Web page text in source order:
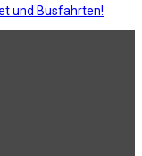
und Busfahrten!